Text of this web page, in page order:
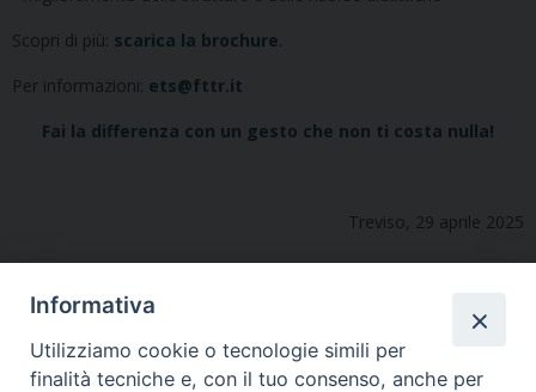
Scopri di più: scarica la brochure.
Per informazioni: ets@fttr.it
Fai la differenza con un gesto che non ti costa nulla!
Treviso, 29 aprile 2025
Informativa
Utilizziamo cookie o tecnologie simili per
finalità tecniche e, con il tuo consenso, anche per